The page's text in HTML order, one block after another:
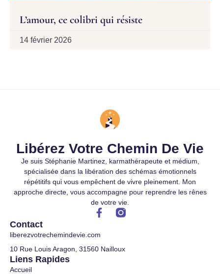
L’amour, ce colibri qui résiste
14 février 2026
Libérez Votre Chemin De Vie
Je suis Stéphanie Martinez, karmathérapeute et médium,
spécialisée dans la libération des schémas émotionnels
répétitifs qui vous empêchent de vivre pleinement. Mon
approche directe, vous accompagne pour reprendre les rênes
de votre vie.
Liens Rapides
Accueil
Contact
liberezvotrechemindevie.com
10 Rue Louis Aragon, 31560 Nailloux